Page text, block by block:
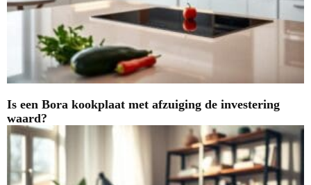
Is een Bora kookplaat met afzuiging de investering
waard?